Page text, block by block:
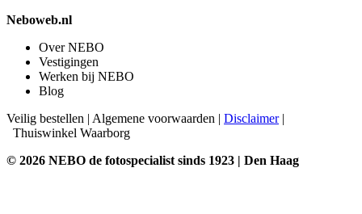
Neboweb.nl
Over NEBO
Vestigingen
Werken bij NEBO
Blog
Veilig bestellen | Algemene voorwaarden | Disclaimer|
Thuiswinkel Waarborg
© 2026 NEBO de fotospecialist sinds 1923 | Den Haag